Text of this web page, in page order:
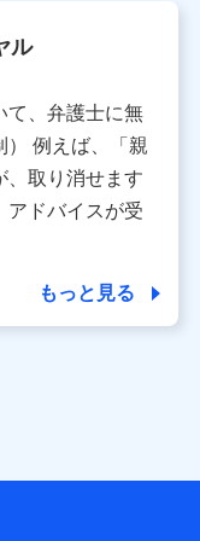
】
ンシャルグルー
以下の情報など
まの識別子、属
に関する情報。例
などが含まれます。
アンケートの回答
ル
て、弁護士に無
） 例えば、「親
、取り消せます
アドバイスが受
もっと見る